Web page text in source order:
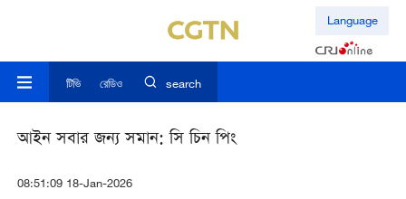
Language
টিভি রেডিও search
আইন সবার জন্য সমান: সি চিন পিং
08:51:09 18-Jan-2026